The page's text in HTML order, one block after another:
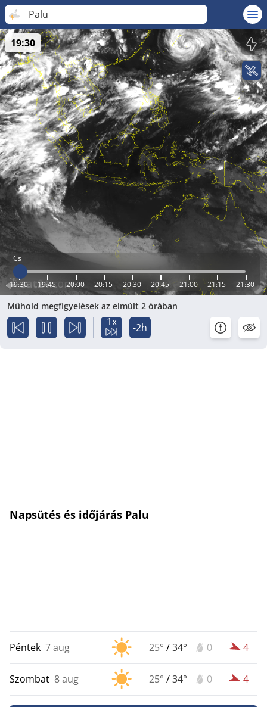
Palu
Cs
19:30 19:45 20:00 20:15 20:30 20:45 21:00 21:15 21:30
19:30
Műhold megfigyelések az elmúlt 2 órában
1x -2h
Napsütés és időjárás Palu
Péntek 7 aug 25° /34° 0 4
Szombat 8 aug 25° /34° 0 4